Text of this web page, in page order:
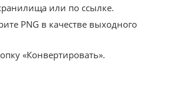
или по ссылке.
PNG в качестве выходного
«Конвертировать».